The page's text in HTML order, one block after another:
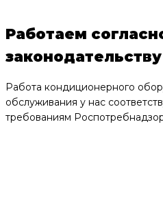
Работаем
законодательству
Работа кондиционерного
обслуживания у нас
требованиям